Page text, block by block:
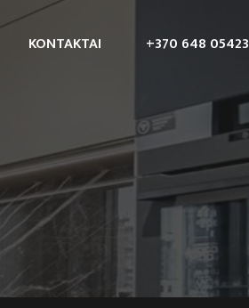
KONTAKTAI +370 648 05423